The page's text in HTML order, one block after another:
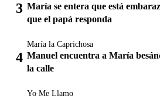
María se entera que está
que el papá responda
María la Caprichosa
Manuel encuentra a María
la calle
Yo Me Llamo